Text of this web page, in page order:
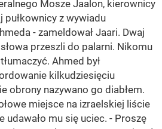
Mosze Jaalon, kierownicy
pułkownicy z wywiadu
- zameldował Jaari. Dwaj
przeszli do palarni. Nikomu
Ahmed był
kilkudziesięciu
obrony nazywano go diabłem.
miejsce na izraelskiej liście
udawało mu się uciec. - Proszę